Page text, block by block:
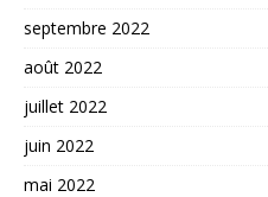
septembre 2022
août 2022
juillet 2022
juin 2022
mai 2022